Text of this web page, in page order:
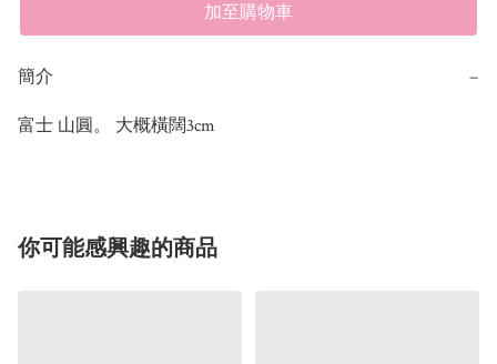
加至購物車
簡介 −
富士 山圓。 大概橫闊3cm
你可能感興趣的商品